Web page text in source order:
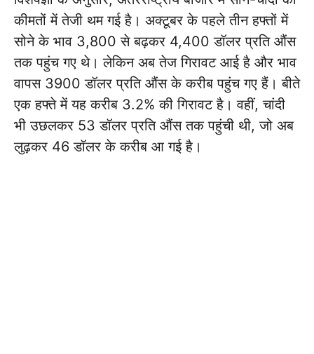
कीमतों में तेजी थम गई है। अक्टूबर के पहले तीन हफ्तों में
सोने के भाव 3,800 से बढ़कर 4,400 डॉलर प्रति औंस
तक पहुंच गए थे। लेकिन अब तेज गिरावट आई है और भाव
वापस 3900 डॉलर प्रति औंस के करीब पहुंच गए हैं। बीते
एक हफ्ते में यह करीब 3.2% की गिरावट है। वहीं, चांदी
भी उछलकर 53 डॉलर प्रति औंस तक पहुंची थी, जो अब
लुढ़कर 46 डॉलर के करीब आ गई है।